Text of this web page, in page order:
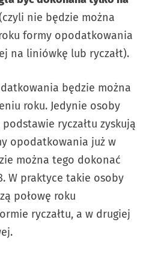
nie będzie można
formy opodatkowania
na liniówkę lub ryczałt).
będzie można
roku. Jedynie osoby
ryczałtu zyskują
opodatkowania już w
można tego dokonać
W praktyce takie osoby
połowę roku
ryczałtu, a w drugiej